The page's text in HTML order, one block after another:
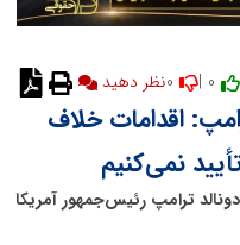
اقدامات خلاف
نمی‌کنیم
ترامپ رئیس‌جمهور آمریکا